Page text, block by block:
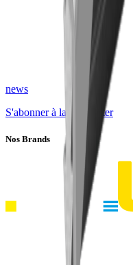
news
S'abonner à la newsletter
Nos Brands